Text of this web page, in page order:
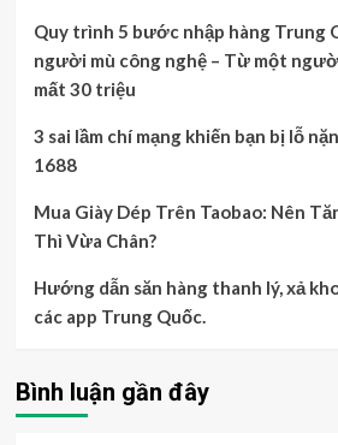
Quy trình 5 bước nhập hàng Trung
người mù công nghệ – Từ một
mất 30 triệu
3 sai lầm chí mạng khiến bạn bị lỗ
1688
Mua Giày Dép Trên Taobao: Nên
Thì Vừa Chân?
Hướng dẫn săn hàng thanh lý, xả
các app Trung Quốc.
Bình luận gần đây